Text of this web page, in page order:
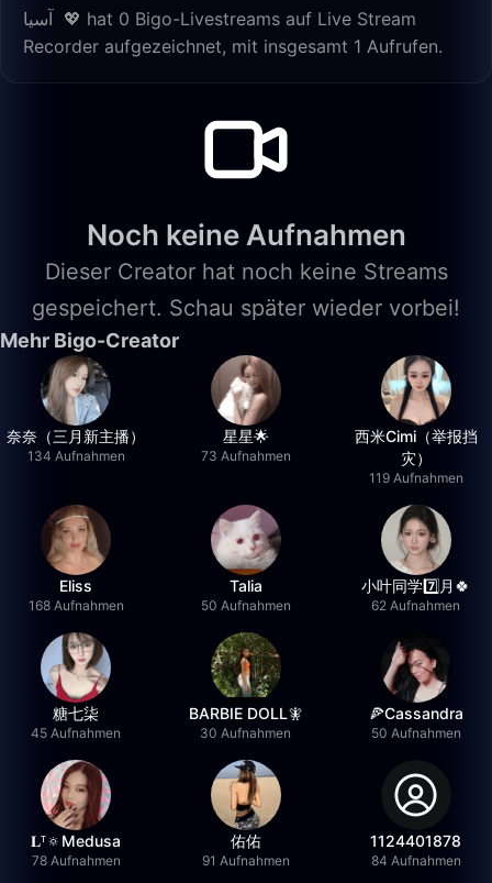
‏ ‏آسيا 💖 hat 0 Bigo-Livestreams auf Live Stream
Recorder aufgezeichnet, mit insgesamt 1 Aufrufen.
Noch keine Aufnahmen
Dieser Creator hat noch keine Streams
gespeichert. Schau später wieder vorbei!
Mehr Bigo-Creator
奈奈（三月新主播）
134 Aufnahmen
星星🌟
73 Aufnahmen
西米Cimi（举报挡
灾）
119 Aufnahmen
Eliss
168 Aufnahmen
Talia
50 Aufnahmen
小叶同学7️⃣月🍀
62 Aufnahmen
糖七柒
45 Aufnahmen
BARBIE DOLL🧚
30 Aufnahmen
🍕Cassandra
50 Aufnahmen
𝐋ᵀ🔅Medusa
78 Aufnahmen
佑佑
91 Aufnahmen
1124401878
84 Aufnahmen